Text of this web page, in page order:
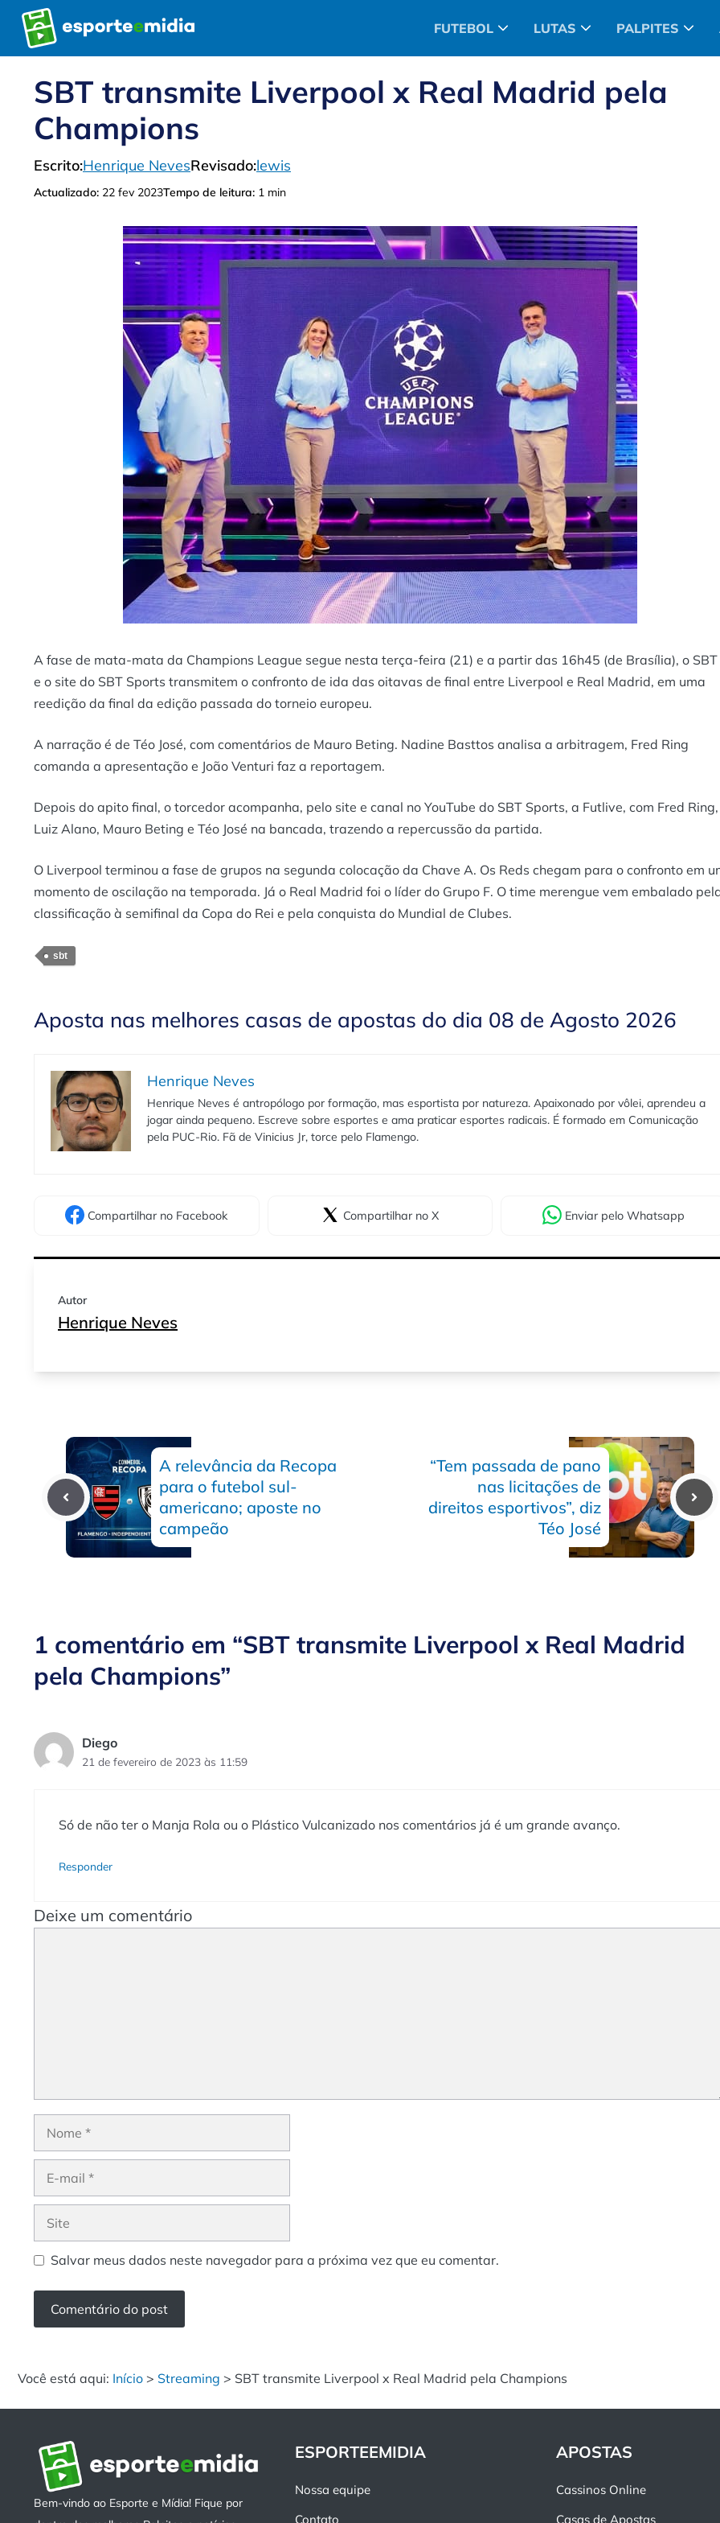
Pular
para
o
FUTEBOL LUTAS PALPITES
SBT transmite Liverpool x Real Madrid pela
Champions
Escrito:Henrique NevesRevisado:lewis
Actualizado: 22 fev 2023Tempo de leitura: 1 min
A fase de mata-mata da Champions League segue nesta terça-feira (21) e a partir das 16h45 (de Brasília), o SBT
e o site do SBT Sports transmitem o confronto de ida das oitavas de final entre Liverpool e Real Madrid, em uma
reedição da final da edição passada do torneio europeu.
A narração é de Téo José, com comentários de Mauro Beting. Nadine Basttos analisa a arbitragem, Fred Ring
comanda a apresentação e João Venturi faz a reportagem.
Depois do apito final, o torcedor acompanha, pelo site e canal no YouTube do SBT Sports, a Futlive, com Fred Ring,
Luiz Alano, Mauro Beting e Téo José na bancada, trazendo a repercussão da partida.
O Liverpool terminou a fase de grupos na segunda colocação da Chave A. Os Reds chegam para o confronto em
momento de oscilação na temporada. Já o Real Madrid foi o líder do Grupo F. O time merengue vem embalado
classificação à semifinal da Copa do Rei e pela conquista do Mundial de Clubes.
sbt
Aposta nas melhores casas de apostas do dia 08 de Agosto 2026
Henrique Neves
Henrique Neves é antropólogo por formação, mas esportista por natureza. Apaixonado por vôlei, aprendeu a
jogar ainda pequeno. Escreve sobre esportes e ama praticar esportes radicais. É formado em Comunicação
pela PUC-Rio. Fã de Vinicius Jr, torce pelo Flamengo.
Compartilhar no Facebook Compartilhar no X Enviar pelo Whatsapp
Autor
Henrique Neves
A relevância da Recopa
para o futebol sul-
americano; aposte no
campeão
“Tem passada de pano
nas licitações de
direitos esportivos”, diz
Téo José
1 comentário em “SBT transmite Liverpool x Real Madrid
pela Champions”
Diego
21 de fevereiro de 2023 às 11:59
Só de não ter o Manja Rola ou o Plástico Vulcanizado nos comentários já é um grande avanço.
Responder
Deixe um comentário
Nome
Site
Salvar meus dados neste navegador para a próxima vez que eu comentar.
Você está aqui: Início > Streaming > SBT transmite Liverpool x Real Madrid pela Champions
Bem-vindo ao Esporte e Mídia! Fique por
ESPORTEEMIDIA
Nossa equipe
Contato
APOSTAS
Cassinos Online
Casas de Apostas